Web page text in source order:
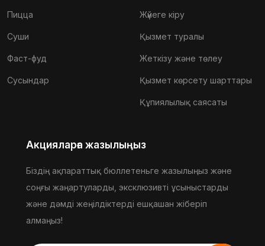
Пицца
Суши
Фаст-фуд
Сусындар
Жүйеге кіру
Қызмет туралы
Жеткізу және төлеу
Қызмет көрсету шарттары
Құпиялылық саясаты
Акцияларға жазылыңыз
Біздің ақпараттық бюллетеньге жазылыңыз және
соңғы жаңартуларды, эксклюзивті ұсыныстарды
және дәмді жеңілдіктерді ешқашан жіберіп
алмаңыз!